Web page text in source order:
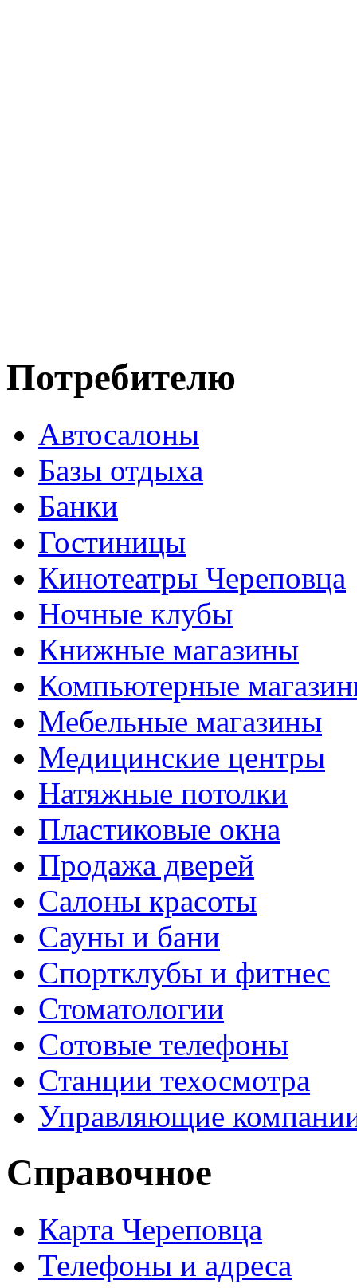
Потребителю
Автосалоны
Базы отдыха
Банки
Гостиницы
Кинотеатры Череповца
Ночные клубы
Книжные магазины
Компьютерные
Мебельные магазины
Медицинские центры
Натяжные потолки
Пластиковые окна
Продажа дверей
Салоны красоты
Сауны и бани
Спортклубы и фитнес
Стоматологии
Сотовые телефоны
Станции техосмотра
Управляющие
Справочное
Карта Череповца
Телефоны и адреса